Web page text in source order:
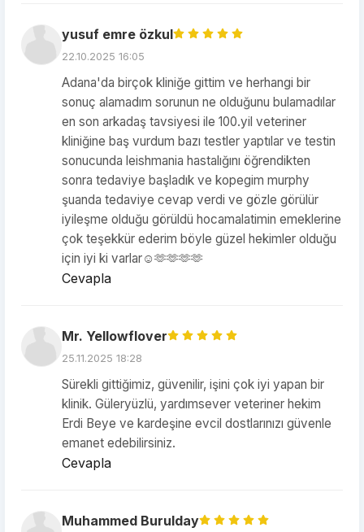
yusuf emre özkul
22.10.2025 16:05
Adana'da birçok kliniğe gittim ve herhangi bir
sonuç alamadım sorunun ne olduğunu bulamadılar
en son arkadaş tavsiyesi ile 100.yil veteriner
kliniğine baş vurdum bazı testler yaptılar ve testin
sonucunda leishmania hastalığını öğrendikten
sonra tedaviye başladık ve kopegim murphy
şuanda tedaviye cevap verdi ve gözle görülür
iyileşme olduğu görüldü hocamalatimin emeklerine
çok teşekkür ederim böyle güzel hekimler olduğu
için iyi ki varlar☺️🫶🫶🫶🫶
Cevapla
Mr. Yellowflover
25.11.2025 18:28
Sürekli gittiğimiz, güvenilir, işini çok iyi yapan bir
klinik. Güleryüzlü, yardımsever veteriner hekim
Erdi Beye ve kardeşine evcil dostlarınızı güvenle
emanet edebilirsiniz.
Cevapla
Muhammed Burulday